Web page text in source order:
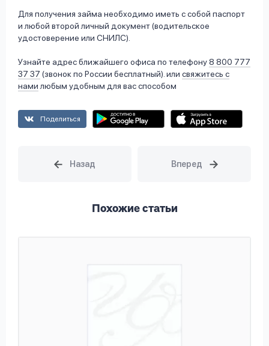
Для получения займа необходимо иметь с собой паспорт
и любой второй личный документ (водительское
удостоверение или СНИЛС).
Узнайте адрес ближайшего офиса по телефону8 800 777
37 37 (звонок по России бесплатный). или свяжитесь с
нами любым удобным для вас способом
Поделиться
Похожие статьи